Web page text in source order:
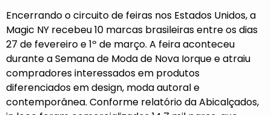
Encerrando o circuito de feiras nos Estados Unidos, a
Magic NY recebeu 10 marcas brasileiras entre os dias
27 de fevereiro e 1º de março. A feira aconteceu
durante a Semana de Moda de Nova Iorque e atraiu
compradores interessados em produtos
diferenciados em design, moda autoral e
contemporânea. Conforme relatório da Abicalçados,